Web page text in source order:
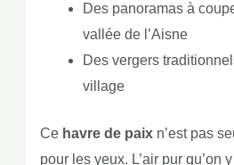
Des panoramas à
vallée de l’Aisne
Des vergers
village
Ce havre de paixn’est pas
pour les yeux. L’air pur qu’on